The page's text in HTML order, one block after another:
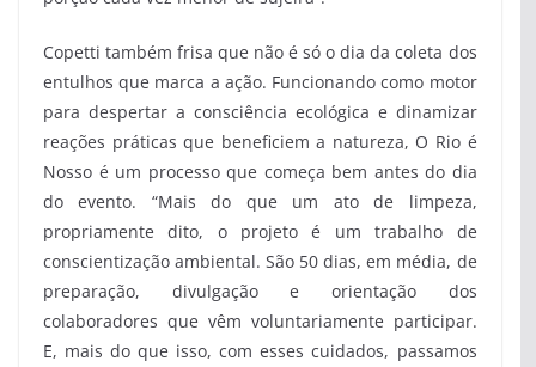
Copetti também frisa que não é só o dia da coleta dos
entulhos que marca a ação. Funcionando como motor
para despertar a consciência ecológica e dinamizar
reações práticas que beneficiem a natureza, O Rio é
Nosso é um processo que começa bem antes do dia
do evento. “Mais do que um ato de limpeza,
propriamente dito, o projeto é um trabalho de
conscientização ambiental. São 50 dias, em média, de
preparação, divulgação e orientação dos
colaboradores que vêm voluntariamente participar.
E, mais do que isso, com esses cuidados, passamos